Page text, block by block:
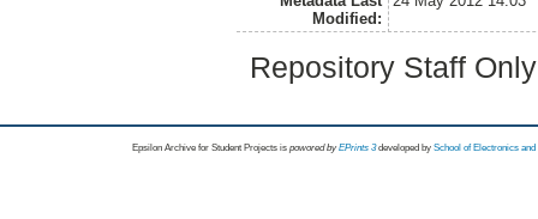
Modified:
Repository Staff
Epsilon Archive for Student Projects is powored byEPrints 3 developed by School of Electronics